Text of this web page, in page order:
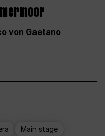
von Gaetano
Main stage